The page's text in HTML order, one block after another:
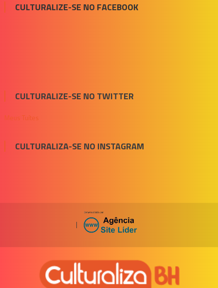
CULTURALIZE-SE NO FACEBOOK
CULTURALIZE-SE NO TWITTER
Meus Tuítes
CULTURALIZA-SE NO INSTAGRAM
|